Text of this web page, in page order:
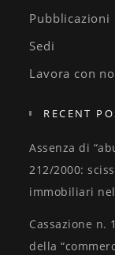
Pubblicazioni
Sedi
Lavora con
RECENT
Assenza di
212/2000:
immobiliari
Cassazione n.
della